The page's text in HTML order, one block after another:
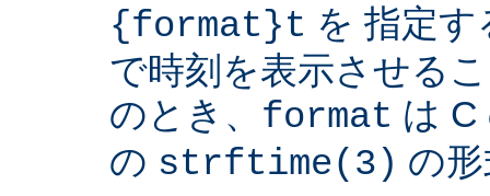
{format}t を 指定
で時刻を表示させる
のとき、 format は C
の strftime(3) の